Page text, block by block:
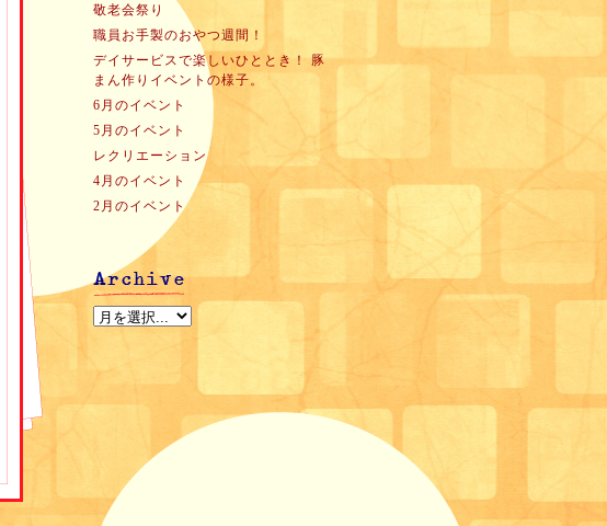
敬老会祭り
職員お手製のおやつ週間！
デイサービスで楽しいひととき！ 豚
まん作りイベントの様子。
6月のイベント
5月のイベント
レクリエーション
4月のイベント
2月のイベント